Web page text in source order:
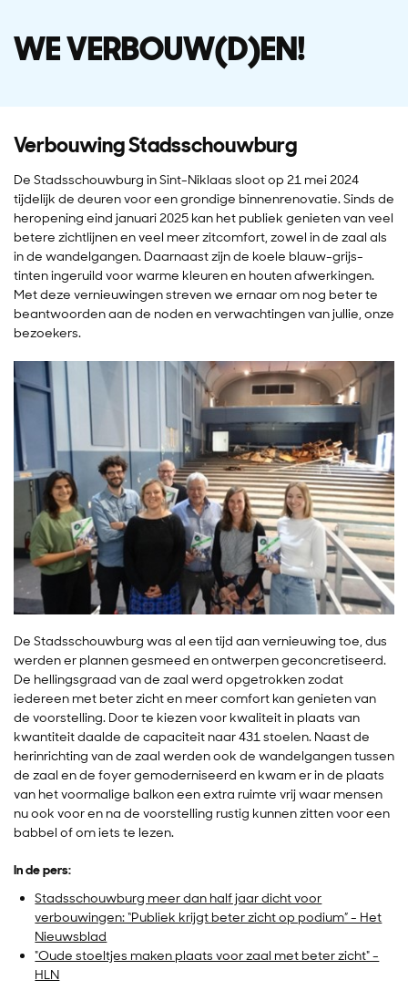
WE VERBOUW(D)EN!
Verbouwing Stadsschouwburg
De Stadsschouwburg in Sint-Niklaas sloot op 21 mei 2024
tijdelijk de deuren voor een grondige binnenrenovatie. Sinds de
heropening eind januari 2025 kan het publiek genieten van veel
betere zichtlijnen en veel meer zitcomfort, zowel in de zaal als
in de wandelgangen. Daarnaast zijn de koele blauw-grijs-
tinten ingeruild voor warme kleuren en houten afwerkingen.
Met deze vernieuwingen streven we ernaar om nog beter te
beantwoorden aan de noden en verwachtingen van jullie, onze
bezoekers.
De Stadsschouwburg was al een tijd aan vernieuwing toe, dus
werden er plannen gesmeed en ontwerpen geconcretiseerd.
De hellingsgraad van de zaal werd opgetrokken zodat
iedereen met beter zicht en meer comfort kan genieten van
de voorstelling. Door te kiezen voor kwaliteit in plaats van
kwantiteit daalde de capaciteit naar 431 stoelen. Naast de
herinrichting van de zaal werden ook de wandelgangen tussen
de zaal en de foyer gemoderniseerd en kwam er in de plaats
van het voormalige balkon een extra ruimte vrij waar mensen
nu ook voor en na de voorstelling rustig kunnen zitten voor een
babbel of om iets te lezen.
In de pers:
Stadsschouwburg meer dan half jaar dicht voor
verbouwingen: “Publiek krijgt beter zicht op podium” - Het
Nieuwsblad
"Oude stoeltjes maken plaats voor zaal met beter zicht" -
HLN